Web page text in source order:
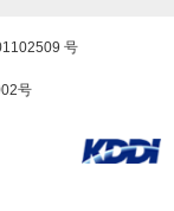
号
号